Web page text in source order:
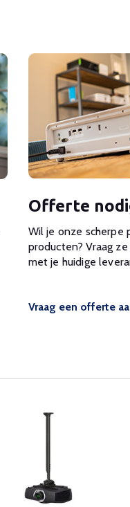
Offerte
Wil je onze scherpe
producten? Vraag
met je huidige
Vraag een offerte